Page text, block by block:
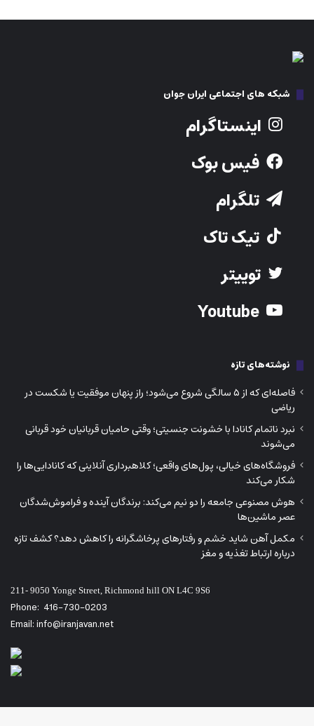
شبکه های اجتماعی ایران جوان
اینستاگرام
فیس بوک
تلگرام
تیک تاک
توییتر
نوشته‌های تازه
فاصله‌ای که از ۵ سالگی شروع می‌شود؛ راز پنهان موفقیت یا شکست در
ریاضی
نبرد ناتمام کانادا با خشونت جنسیتی؛ وقتی حامیان قربانیان خود قربانی
می‌شوند
فروشگاه‌های خیالی، پول‌های واقعی؛ کلاهبرداری آنلاینی که کانادایی‌ها را
شکار می‌کند
هوش مصنوعی جامعه را دو نیم می‌کند: برندگان آینده و فراموش‌شدگان
عصر ماشین‌ها
مکمل آهن شاید خشم و رفتارهای پرخاشگرانه را کاهش دهد؟ کشف تازه
درباره ارتباط تغذیه و مغز
211- 9050 Yonge Street, Richmond hill ON L4C 9S6
Phone: 416-730-0203
Email: info@iranjavan.net